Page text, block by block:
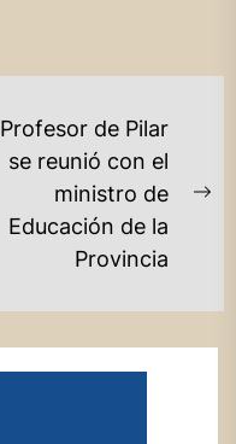
Profesor de Pilar
se reunió con el
ministro de
Educación de la
Provincia